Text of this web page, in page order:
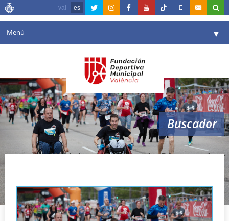
val es
Menú ▼
Agenda
Instalaciones ▼
Comunicación ▼
Valencia en deporte
Reservas
Buscador
III Volta a Peu per la Discapacitat